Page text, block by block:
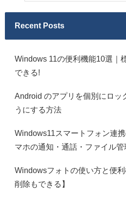
Recent Posts
Windows 11の便利機能10選｜
できる!
Android のアプリを個別にロッ
うにする方法
Windows11スマートフォン連
マホの通知・通話・ファイル管
Windowsフォトの使い方と便
削除もできる】